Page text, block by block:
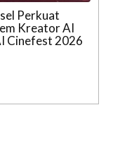
Perkuat
Kreator AI
Cinefest 2026